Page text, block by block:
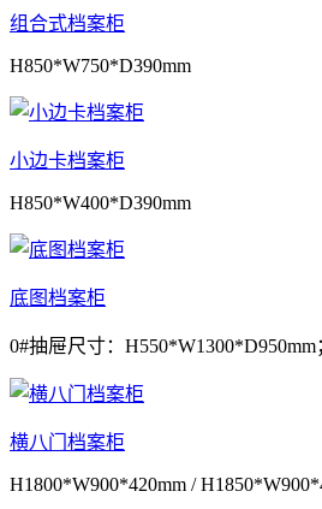
组合式档案柜
H850*W750*D390mm
小边卡档案柜
H850*W400*D390mm
底图档案柜
0#抽屉尺寸：
横八门档案柜
H1800*W900*420mm /